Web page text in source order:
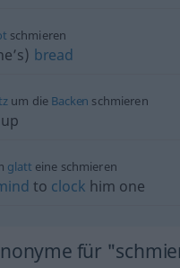
schmieren
bread
um die Backen schmieren
up
glatt eine schmieren
to clock him one
für